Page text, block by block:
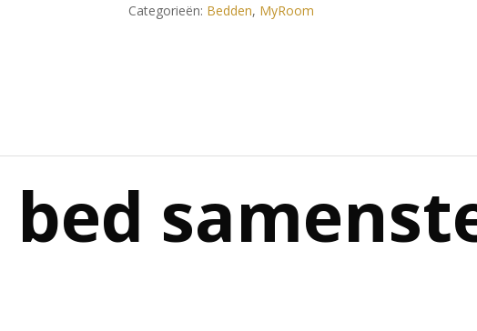
Categorieën: Bedden, MyRoom
bed